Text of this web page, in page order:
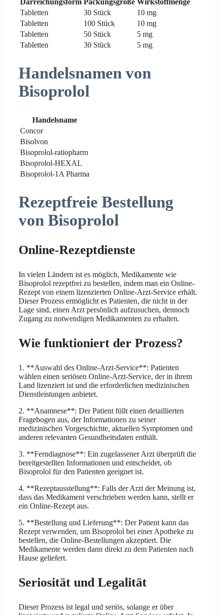
Tabletten
30 Stück
10 mg
Tabletten
100 Stück
10 mg
Tabletten
50 Stück
5 mg
Tabletten
30 Stück 5 mg
Handelsnamen von
Bisoprolol
Handelsname
Concor
Bisolvon
Bisoprolol-ratiopharm
Bisoprolol-HEXAL
Bisoprolol-1A Pharma
Rezeptfreie Bestellung
von Bisoprolol
Online-Rezeptdienste
In vielen Ländern ist es möglich, Medikamente wie
Bisoprolol rezeptfrei zu bestellen, indem man ein Online-
Rezept von einem lizenzierten Online-Arzt-Service erhält.
Dieser Prozess ermöglicht es Patienten, die nicht in der
Lage sind, einen Arzt persönlich aufzusuchen, dennoch
Zugang zu notwendigen Medikamenten zu erhalten.
Wie funktioniert der Prozess?
1. **Auswahl des Online-Arzt-Service**: Patienten
wählen einen seriösen Online-Arzt-Service, der in ihrem
Land lizenziert ist und die erforderlichen medizinischen
Dienstleistungen anbietet.
2. **Anamnese**: Der Patient füllt einen detaillierten
Fragebogen aus, der Informationen zu seiner
medizinischen Vorgeschichte, aktuellen Symptomen und
anderen relevanten Gesundheitsdaten enthält.
3. **Ferndiagnose**: Ein zugelassener Arzt überprüft die
bereitgestellten Informationen und entscheidet, ob
Bisoprolol für den Patienten geeignet ist.
4. **Rezeptausstellung**: Falls der Arzt der Meinung ist,
dass das Medikament verschrieben werden kann, stellt er
ein Online-Rezept aus.
5. **Bestellung und Lieferung**: Der Patient kann das
Rezept verwenden, um Bisoprolol bei einer Apotheke zu
bestellen, die Online-Bestellungen akzeptiert. Die
Medikamente werden dann direkt zu dem Patienten nach
Hause geliefert.
Seriosität und Legalität
Dieser Prozess ist legal und seriös, solange er über